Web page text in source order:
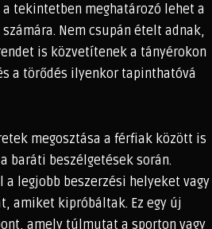
tekintetben meghatározó lehet a
Nem csupán ételt adnak,
is közvetítenek a tányérokon
a törődés ilyenkor tapinthatóvá
megosztása a férfiak között is
baráti beszélgetések során.
a legjobb beszerzési helyeket vagy
amiket kipróbáltak. Ez egy új
amely túlmutat a sporton vagy